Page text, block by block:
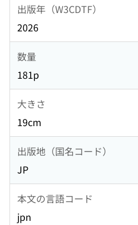
出版年（W3CDTF）
2026
数量
181p
大きさ
19cm
出版地（国名コード）
JP
本文の言語コード
jpn